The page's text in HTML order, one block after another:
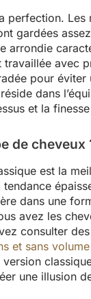
perfection. Les
gardées
arrondie
travaillée avec
pour éviter
dans
et la
de cheveux
est la
dans une
avez les
consulter des
et sans
une illusion